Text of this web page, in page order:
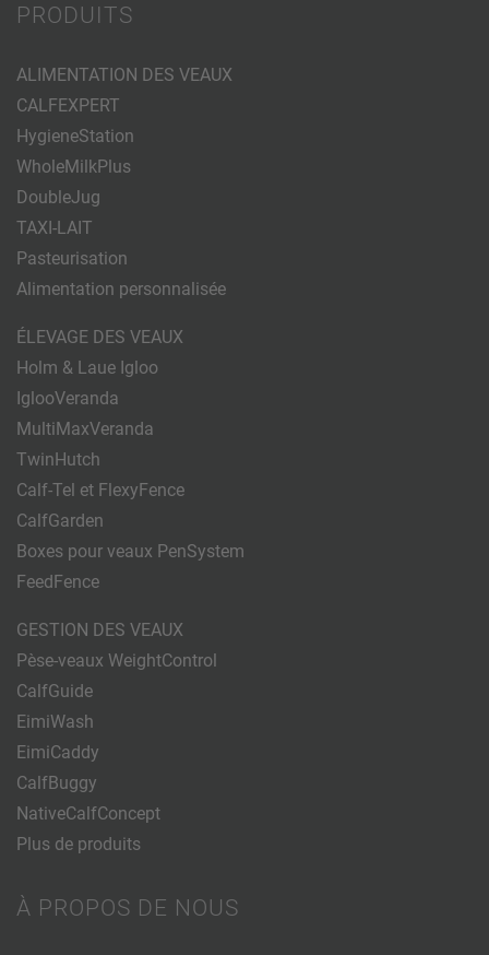
PRODUITS
ALIMENTATION DES VEAUX
CALFEXPERT
HygieneStation
WholeMilkPlus
DoubleJug
TAXI-LAIT
Pasteurisation
Alimentation personnalisée
ÉLEVAGE DES VEAUX
Holm & Laue Igloo
IglooVeranda
MultiMaxVeranda
TwinHutch
Calf-Tel et FlexyFence
CalfGarden
Boxes pour veaux PenSystem
FeedFence
GESTION DES VEAUX
Pèse-veaux WeightControl
CalfGuide
EimiWash
EimiCaddy
CalfBuggy
NativeCalfConcept
Plus de produits
À PROPOS DE NOUS